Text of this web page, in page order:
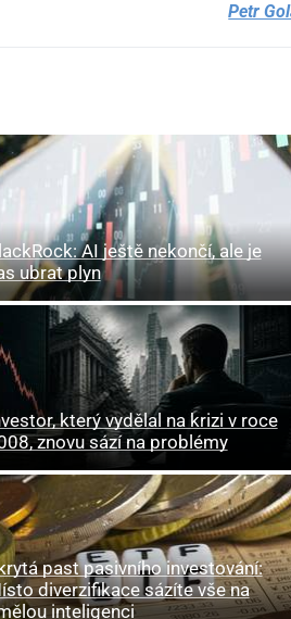
Petr
AI ještě nekončí, ale je
ubrat plyn
který vydělal na krizi v roce
znovu sází na problémy
past pasivního investování:
diverzifikace sázíte vše na
inteligenci